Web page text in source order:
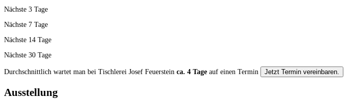
Nächste 3 Tage
Nächste 7 Tage
Nächste 14 Tage
Nächste 30 Tage
Durchschnittlich wartet man bei Tischlerei Josef Feuerstein ca. 4 Tage auf einen Termin Jetzt Termin vereinbaren.
Ausstellung